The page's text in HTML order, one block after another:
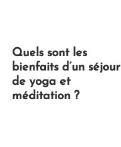
Quels sont les
bienfaits d’un séjour
de yoga et
méditation ?